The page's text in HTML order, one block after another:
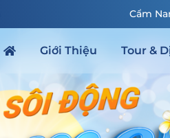
Cẩm
Giới Thiệu Tour &